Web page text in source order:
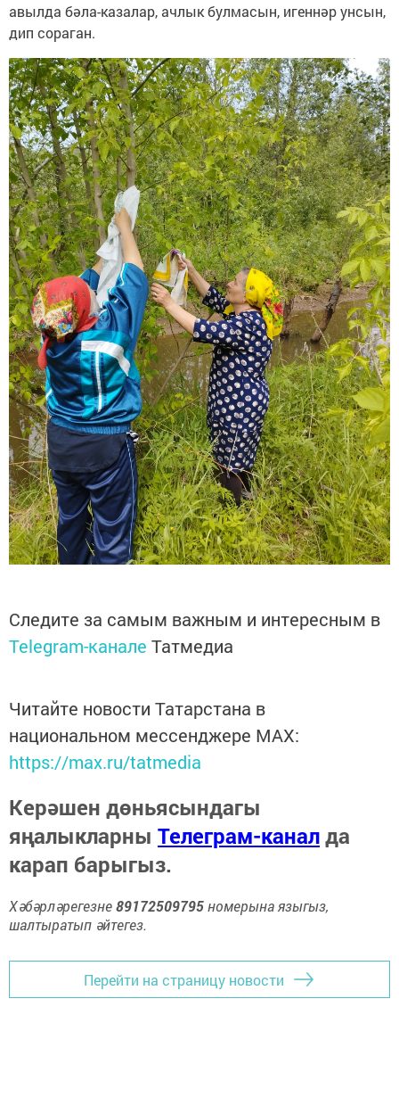
авылда бәла-казалар, ачлык булмасын, игеннәр унсын,
дип сораган.
Следите за самым важным и интересным в
Telegram-канале Татмедиа
Читайте новости Татарстана в
национальном мессенджере MАХ:
https://max.ru/tatmedia
Керәшен дөньясындагы
яңалыкларны Телеграм-каналда
карап барыгыз.
Хәбәрләрегезне89172509795номерына языгыз,
шалтыратып әйтегез.
Перейти на страницу новости